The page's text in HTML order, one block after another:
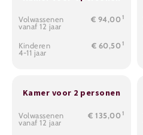
Volwassenen
vanaf 12 jaar
€ 94,001
Kinderen
4-11 jaar
€ 60,501
Kamer voor 2 personen
Volwassenen
vanaf 12 jaar
€ 135,001